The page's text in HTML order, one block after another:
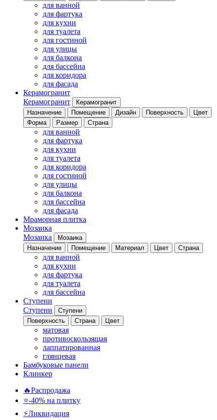
для ванной
для фартука
для кухни
для туалета
для гостиной
для улицы
для балкона
для бассейна
для коридора
для фасада
Керамогранит
Керамогранит
Керамогранит
Назначение
Помещение Дизайн Поверхность
Цвет
Форма
Размер Страна
для ванной
для фартука
для кухни
для туалета
для коридора
для гостиной
для улицы
для балкона
для бассейна
для фасада
Мраморная плитка
Мозаика
Мозаика
Мозаика
Назначение
Помещение Материал Цвет Страна
для ванной
для кухни
для фартука
для туалета
для бассейна
Ступени
Ступени
Ступени
Поверхность
Страна Цвет
матовая
противоскользящая
лаппатированная
глянцевая
Бамбуковые панели
Клинкер
🔥Распродажа
⭐-40% на плитку
⚡️Ликвидация